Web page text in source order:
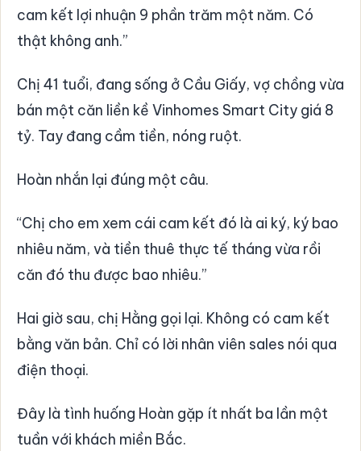
cam kết lợi nhuận 9 phần trăm một năm. Có
thật không anh.”
Chị 41 tuổi, đang sống ở Cầu Giấy, vợ chồng vừa
bán một căn liền kề Vinhomes Smart City giá 8
tỷ. Tay đang cầm tiền, nóng ruột.
Hoàn nhắn lại đúng một câu.
“Chị cho em xem cái cam kết đó là ai ký, ký bao
nhiêu năm, và tiền thuê thực tế tháng vừa rồi
căn đó thu được bao nhiêu.”
Hai giờ sau, chị Hằng gọi lại. Không có cam kết
bằng văn bản. Chỉ có lời nhân viên sales nói qua
điện thoại.
Đây là tình huống Hoàn gặp ít nhất ba lần một
tuần với khách miền Bắc.